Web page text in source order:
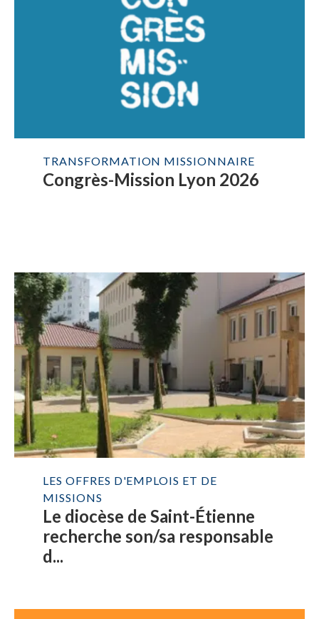
TRANSFORMATION MISSIONNAIRE
Congrès-Mission Lyon 2026
LES OFFRES D'EMPLOIS ET DE
MISSIONS
Le diocèse de Saint-Étienne
recherche son/sa responsable
d...